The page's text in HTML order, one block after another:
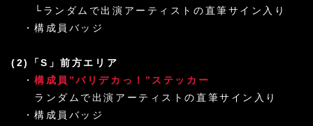
└ランダムで出演アーティストの直筆サイン入り
・構成員バッジ
(2)「S」前方エリア
・構成員”バリデカっ！”ステッカー
ランダムで出演アーティストの直筆サイン入り
・構成員バッジ